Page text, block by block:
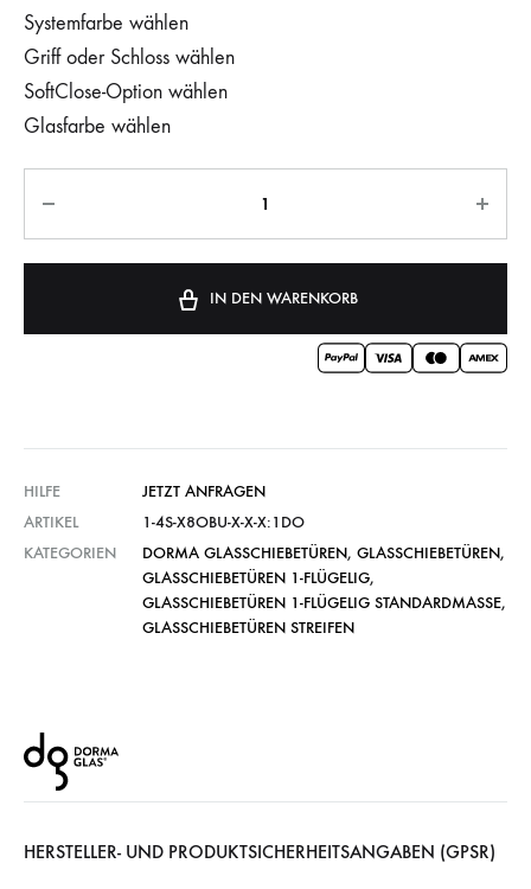
Systemfarbe wählen
Griff oder Schloss wählen
SoftClose-Option wählen
Glasfarbe wählen
IN DEN WARENKORB
HILFE
JETZT ANFRAGEN
ARTIKEL
1-4S-X8OBU-X-X-X:1DO
KATEGORIEN
DORMA GLASSCHIEBETÜREN, GLASSCHIEBETÜREN,
GLASSCHIEBETÜREN 1-FLÜGELIG,
GLASSCHIEBETÜREN 1-FLÜGELIG STANDARDMASSE ,
GLASSCHIEBETÜREN STREIFEN
HERSTELLER- UND PRODUKTSICHERHEITSANGABEN (GPSR)